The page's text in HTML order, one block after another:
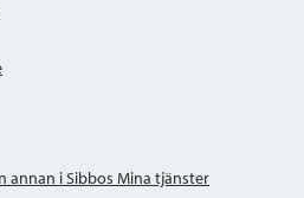
annan i Sibbos Mina tjänster